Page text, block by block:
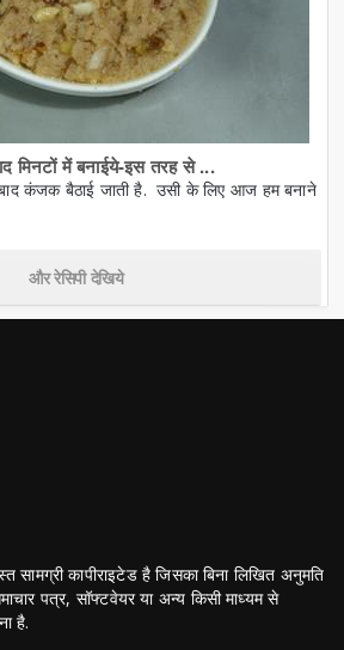
मिनटों में बनाईये-इस तरह से ...
कंजक बैठाई जाती है. उसी के लिए आज हम बनाने
और रेसिपी देखिये
सामग्री कापीराइटेड है जिसका बिना लिखित अनुमति
पत्र, सॉफ्टवेयर या अन्य किसी माध्यम से
है.